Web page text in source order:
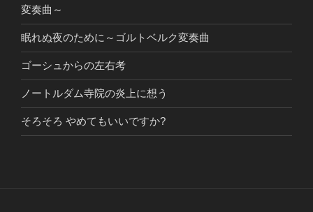
変奏曲～
眠れぬ夜のために～ゴルトベルク変奏曲
ゴーシュからの左右考
ノートルダム寺院の炎上に想う
そろそろ やめてもいいですか?